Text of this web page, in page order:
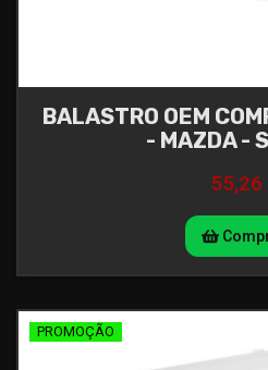
BALASTRO OEM
- MAZDA -
55,26
PROMOÇÃO